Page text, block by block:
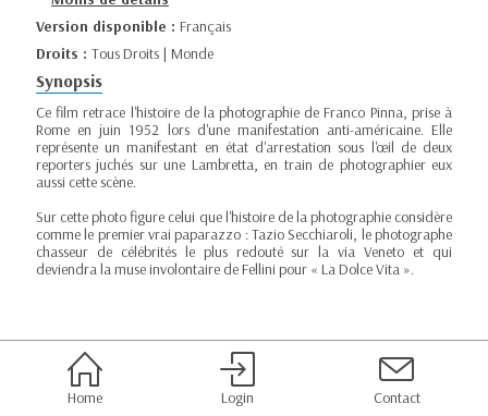
Version disponible : Français
Droits : Tous Droits | Monde
Synopsis
Ce film retrace l'histoire de la photographie de Franco Pinna, prise à
Rome en juin 1952 lors d'une manifestation anti-américaine. Elle
représente un manifestant en état d'arrestation sous l'œil de deux
reporters juchés sur une Lambretta, en train de photographier eux
aussi cette scène.
Sur cette photo figure celui que l'histoire de la photographie considère
comme le premier vrai paparazzo : Tazio Secchiaroli, le photographe
chasseur de célébrités le plus redouté sur la via Veneto et qui
deviendra la muse involontaire de Fellini pour « La Dolce Vita ».
Home Login Contact